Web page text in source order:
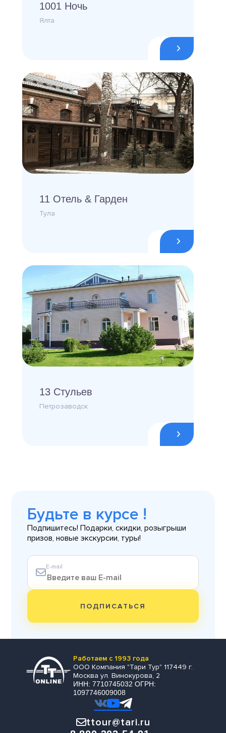
1001 Ночь
Ялта
11 Отель & Гарден
Тула
13 Стульев
Петрозаводск
Будьте в курсе !
Подпишитесь! Подарки, скидки, розыгрыши
призов, новые экскурсии, туры!
E-mail
ПОДПИСАТЬСЯ
Работаем с 1993 года
ООО Компания "Тари Тур" 117449 г.
Москва ул. Винокурова, 2
ИНН: 7710745032 ОГРН:
1097746009008
ttour@tari.ru